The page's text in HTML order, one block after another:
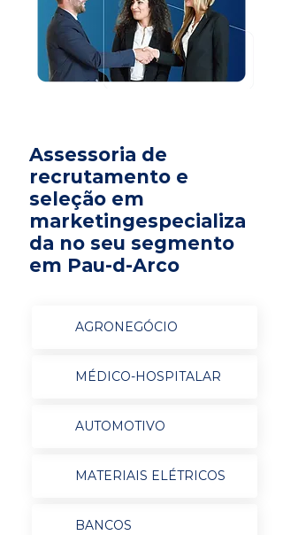
Assessoria de
recrutamento e
seleção em
marketingespecializa
da no seu segmento
em Pau-d-Arco
AGRONEGÓCIO
MÉDICO-HOSPITALAR
AUTOMOTIVO
MATERIAIS ELÉTRICOS
BANCOS